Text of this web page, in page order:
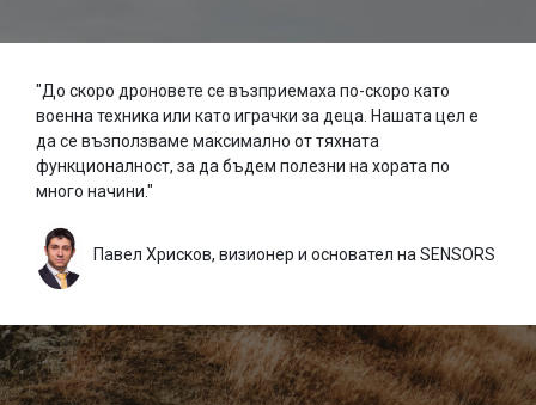
"До скоро дроновете се възприемаха по-скоро като
военна техника или като играчки за деца. Нашата цел е
да се възползваме максимално от тяхната
функционалност, за да бъдем полезни на хората по
много начини."
Павел Хрисков, визионер и основател на SENSORS